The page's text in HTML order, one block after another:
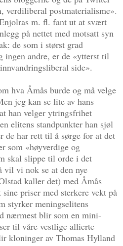
verdiliberal postmaterialisme».
m. fl. fant ut at svært
på nettet med motsatt syn
de som i størst grad
ingen andre, er de «ytterst til
side».
hva Åmås burde og må velge
jeg kan se lite av hans
han velger ytringsfrihet
elitens standpunkter han sjøl
de har rett til å sørge for at det
som «høyverdige og
skal slippe til orde i det
vil vi nok se at den nye
kaller det) med Åmås
priser med sterkere vekt på
styrker meningselitens
nærmest blir som en mini-
til våre vestlige allierte
kloninger av Thomas Hylland